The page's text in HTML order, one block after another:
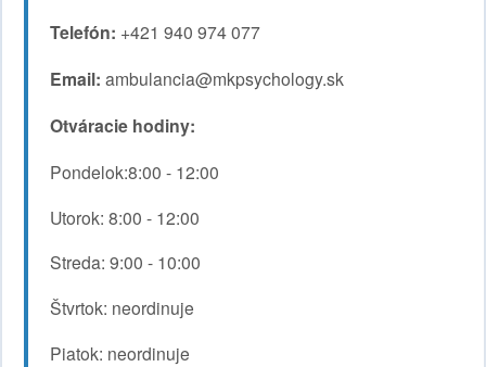
Telefón: +421 940 974 077
Email: ambulancia@mkpsychology.sk
Otváracie hodiny:
Pondelok:8:00 - 12:00
Utorok: 8:00 - 12:00
Streda: 9:00 - 10:00
Štvrtok: neordinuje
Piatok: neordinuje